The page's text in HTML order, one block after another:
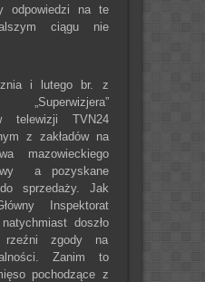
odpowiedzi na te
ciągu nie
i lutego br. z
telewizji TVN24
z zakładów na
mazowieckiego
a pozyskane
sprzedaży. Jak
Inspektorat
doszło
zgody na
Zanim to
pochodzące z